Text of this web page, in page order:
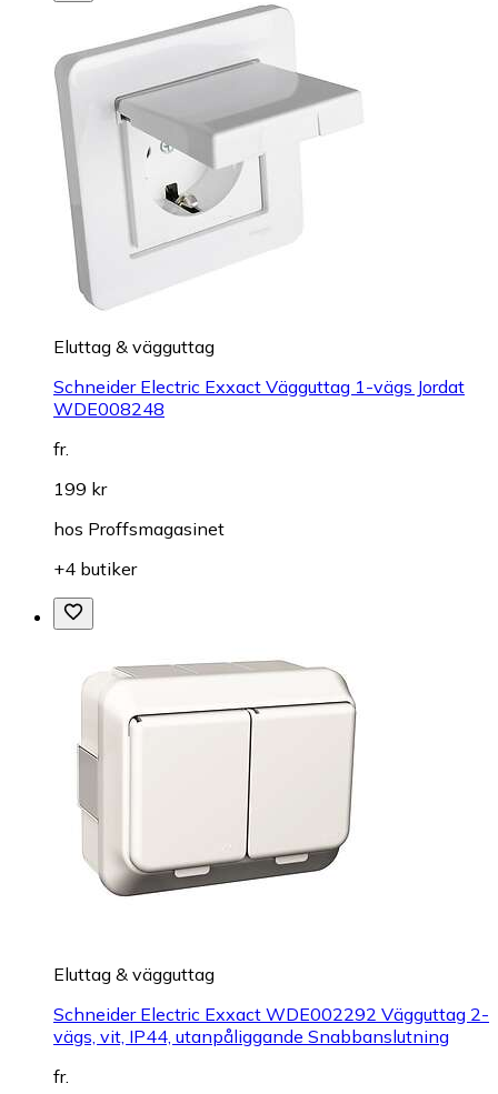
Eluttag & vägguttag
Schneider Electric Exxact Vägguttag 1-vägs Jordat
WDE008248
fr.
199 kr
hos Proffsmagasinet
+4 butiker
Eluttag & vägguttag
Schneider Electric Exxact WDE002292 Vägguttag 2-
vägs, vit, IP44, utanpåliggande Snabbanslutning
fr.